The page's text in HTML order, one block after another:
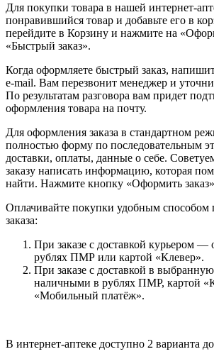
Для покупки товара в нашей интернет-
понравившийся товар и добавьте его в
перейдите в Корзину и нажмите на
«Быстрый заказ».
Когда оформляете быстрый заказ,
e-mail. Вам перезвонит менеджер и
По результатам разговора вам придет
оформления товара на почту.
Для оформления заказа в стандартном
полностью форму по последовательным
доставки, оплаты, данные о себе.
заказу написать информацию, которая
найти. Нажмите кнопку «Оформить
Оплачивайте покупки удобным способом
заказа:
При заказе с доставкой курьером
рублях ПМР или картой «Клевер».
При заказе с доставкой в
наличными в рублях ПМР, картой
«Мобильный платёж».
В интернет-аптеке доступно 2 варианта